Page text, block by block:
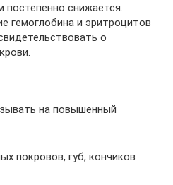
снижается.
гемоглобина и эритроцитов
о
на повышенный
покровов, губ, кончиков